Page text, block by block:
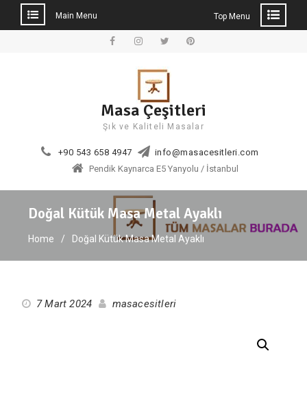
Main Menu Top Menu
Masa Çeşitleri
Şık ve Kaliteli Masalar
+90 543 658 4947
info@masacesitleri.com
Pendik Kaynarca E5 Yanyolu / İstanbul
Doğal Kütük Masa Metal Ayaklı
Home Doğal Kütük Masa Metal Ayaklı
7 Mart 2024 masacesitleri